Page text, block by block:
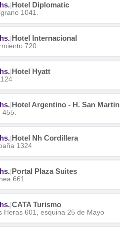
|Hotel Diplomatic
1041.
|Hotel Internacional
720.
|Hotel Hyatt
|Hotel Argentino - H. San Martin
|Hotel Nh Cordillera
1324
|Portal Plaza Suites
661
|CATA Turismo
Heras 601, esquina 25 de Mayo